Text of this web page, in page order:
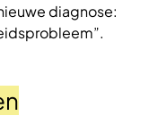
diagnose: